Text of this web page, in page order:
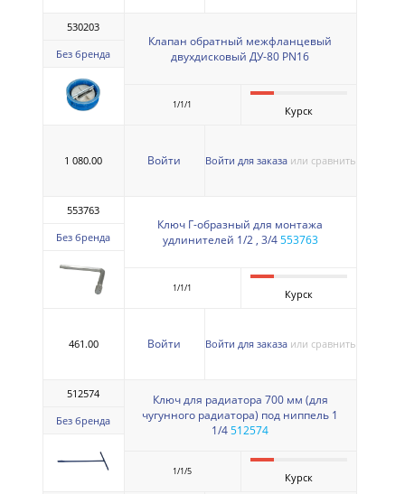
530203
Без бренда
Клапан обратный межфланцевый
двухдисковый ДУ-80 PN16
1/1/1 Курск
1 080.00 Войти Войти для заказа или сравнить
553763
Без бренда
Ключ Г-образный для монтажа
удлинителей 1/2 , 3/4553763
1/1/1 Курск
461.00 Войти Войти для заказа или сравнить
512574
Без бренда
Ключ для радиатора 700 мм (для
чугунного радиатора) под ниппель 1
1/4512574
1/1/5 Курск